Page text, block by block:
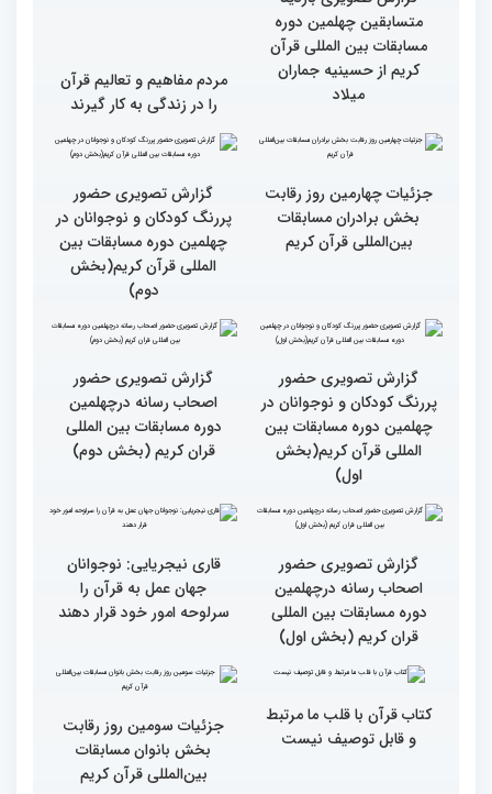
گزارش تصویری بازدید
مسابقات بین المللی قرآن
میلاد
مردم مفاهیم و تعالیم قرآن
را در زندگی به کار گیرند
جزئیات چهارمین روز رقابت
بخش برادران مسابقات
بین‌المللی قرآن کریم
گزارش تصویری حضور
پررنگ کودکان و نوجوانان در
چهلمین دوره مسابقات بین
المللی قرآن کریم(بخش
دوم)
گزارش تصویری حضور
چهلمین دوره مسابقات بین
المللی قرآن کریم(بخش
اول)
گزارش تصویری حضور
دوره مسابقات بین المللی
قران کریم (بخش دوم)
گزارش تصویری حضور
اصحاب رسانه درچهلمین
دوره مسابقات بین المللی
جهان عمل به قرآن را
سرلوحه امور خود قرار دهند